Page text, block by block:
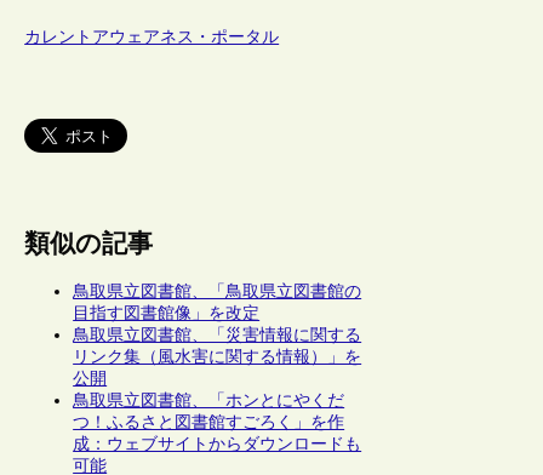
カレントアウェアネス・ポータル
類似の記事
鳥取県立図書館、「鳥取県立図書館の
目指す図書館像」を改定
鳥取県立図書館、「災害情報に関する
リンク集（風水害に関する情報）」を
公開
鳥取県立図書館、「ホンとにやくだ
つ！ふるさと図書館すごろく」を作
成：ウェブサイトからダウンロードも
可能